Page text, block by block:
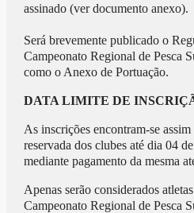
assinado (ver documento anexo).
Será brevemente publicado o
Campeonato Regional de Pesca
como o Anexo de Portuação.
DATA LIMITE DE
As inscrições encontram-se
reservada dos clubes até dia 04
mediante pagamento da mesma
Apenas serão considerados
Campeonato Regional de Pesca